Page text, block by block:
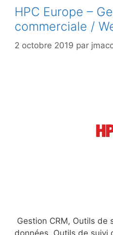
HPC Europe –
commerciale /
2 octobre 2019 par
Gestion CRM, Outils de